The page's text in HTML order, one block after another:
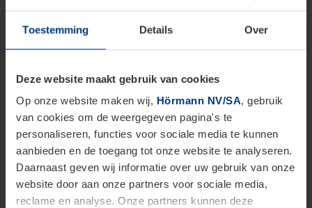
Toestemming Details Over
Deze website maakt gebruik van cookies
Op onze website maken wij, Hörmann NV/SA, gebruik
van cookies om de weergegeven pagina's te
personaliseren, functies voor sociale media te kunnen
aanbieden en de toegang tot onze website te analyseren.
Daarnaast geven wij informatie over uw gebruik van onze
website door aan onze partners voor sociale media,
reclame en analyse. Onze partners kunnen deze